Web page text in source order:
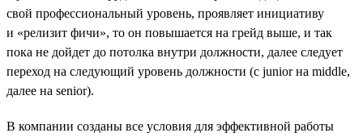
свой профессиональный уровень, проявляет инициативу
и «релизит фичи», то он повышается на грейд выше, и так
пока не дойдет до потолка внутри должности, далее следует
переход на следующий уровень должности (с junior на middle,
далее на senior).
В компании созданы все условия для эффективной работы